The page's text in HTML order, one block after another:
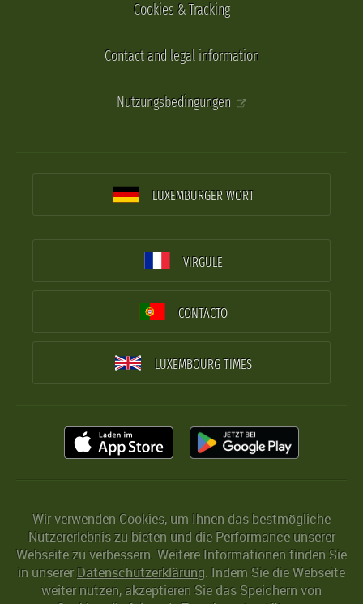
Cookies & Tracking
Contact and legal information
Nutzungsbedingungen
LUXEMBURGER WORT
VIRGULE
CONTACTO
LUXEMBOURG TIMES
Wir verwenden Cookies, um Ihnen das bestmögliche
Nutzererlebnis zu bieten und die Performance unserer
Webseite zu verbessern. Weitere Informationen finden Sie
in unserer Datenschutzerklärung. Indem Sie die Webseite
weiter nutzen, akzeptieren Sie das Speichern von